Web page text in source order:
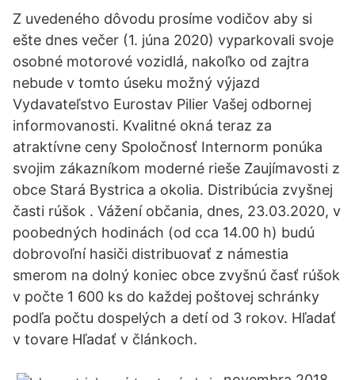
Z uvedeného dôvodu prosíme vodičov aby si
ešte dnes večer (1. júna 2020) vyparkovali svoje
osobné motorové vozidlá, nakoľko od zajtra
nebude v tomto úseku možný výjazd
Vydavateľstvo Eurostav Pilier Vašej odbornej
informovanosti. Kvalitné okná teraz za
atraktívne ceny Spoločnosť Internorm ponúka
svojim zákazníkom moderné rieše Zaujímavosti z
obce Stará Bystrica a okolia. Distribúcia zvyšnej
časti rúšok . Vážení občania, dnes, 23.03.2020, v
poobedných hodinách (od cca 14.00 h) budú
dobrovoľní hasiči distribuovať z námestia
smerom na dolný koniec obce zvyšnú časť rúšok
v počte 1 600 ks do každej poštovej schránky
podľa počtu dospelých a detí od 3 rokov. Hľadať
v tovare Hľadať v článkoch.